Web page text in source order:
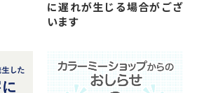
に遅れが生じる場合がござ
います